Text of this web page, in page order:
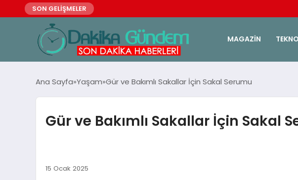
SON GELİŞMELER
MAGAZIN
Ana Sayfa Yaşam Gür ve Bakımlı Sakallar İçin Sakal Serumu
Gür ve Bakımlı Sakallar İçin Sakal
15 Ocak 2025